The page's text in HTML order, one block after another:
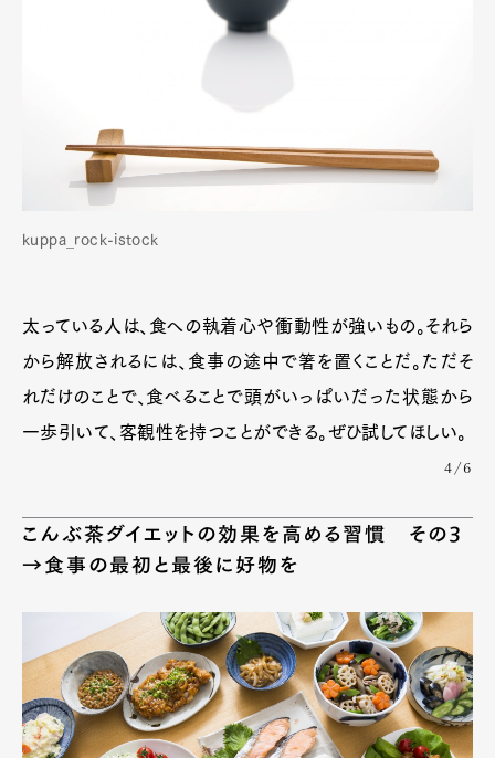
kuppa_rock-istock
太っている人は、食への執着心や衝動性が強いもの。それら
から解放されるには、食事の途中で箸を置くことだ。ただそ
れだけのことで、食べることで頭がいっぱいだった状態から
一歩引いて、客観性を持つことができる。ぜひ試してほしい。
4/6
こんぶ茶ダイエットの効果を高める習慣 その3
→食事の最初と最後に好物を